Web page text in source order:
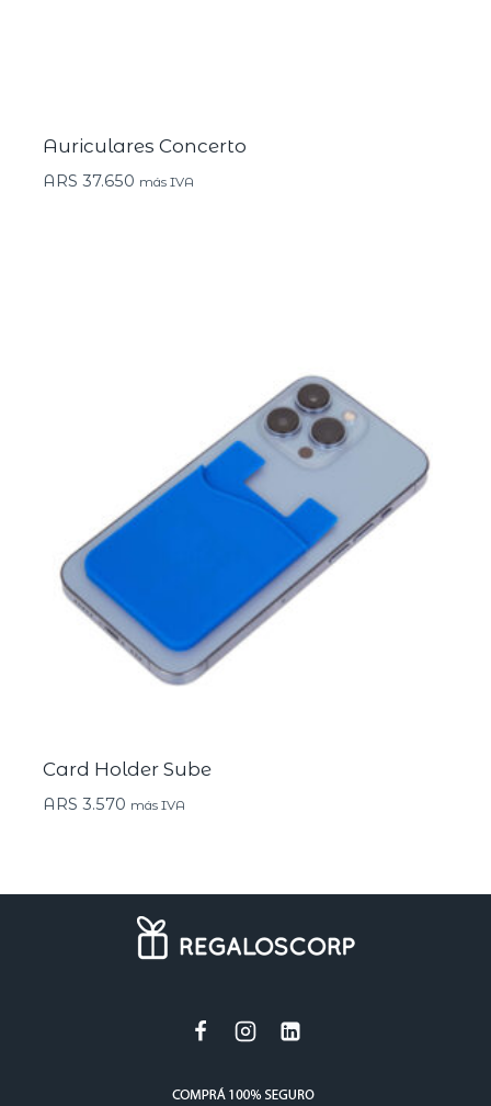
Auriculares Concerto
ARS 37.650 más IVA
Card Holder Sube
ARS 3.570 más IVA